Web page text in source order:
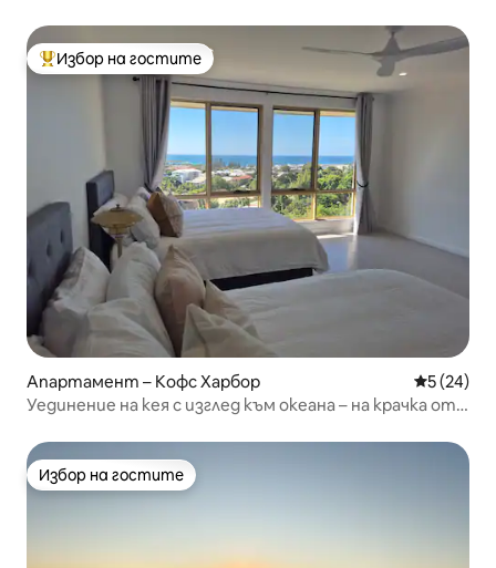
Най-популярен избор на гостите
Избор на гостите
Апартамент – Кофс Харбор Средна
5 (24)
Уединение на кея с изглед към океана – на крачка от
Избор на гостите
Избор на гостите